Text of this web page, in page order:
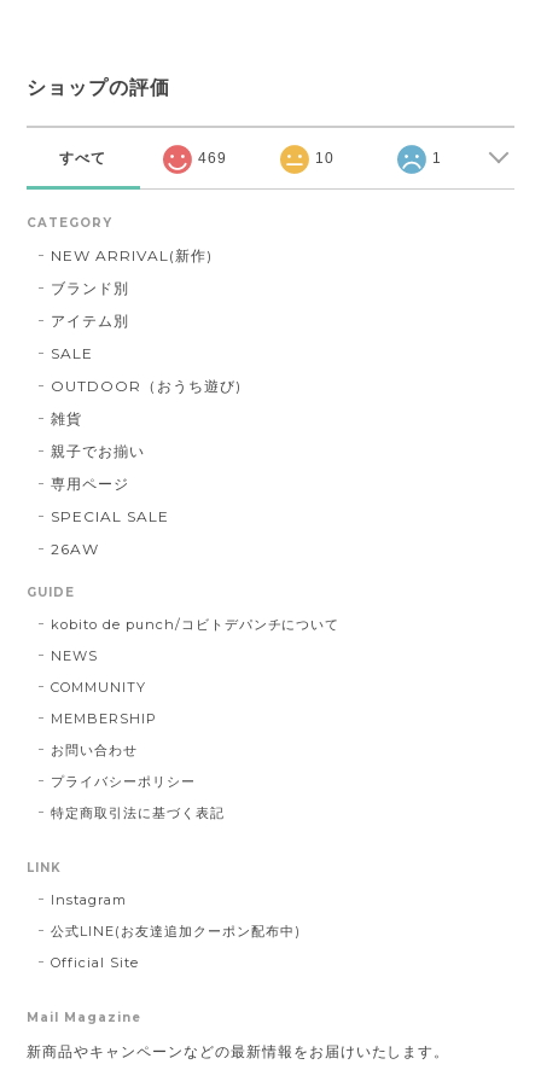
ショップの評価
すべて 469 10 1
CATEGORY
NEW ARRIVAL(新作)
ブランド別
アイテム別
SALE
OUTDOOR（おうち遊び)
雑貨
親子でお揃い
専用ページ
SPECIAL SALE
26AW
GUIDE
kobito de punch/コビトデパンチについて
NEWS
COMMUNITY
MEMBERSHIP
お問い合わせ
プライバシーポリシー
特定商取引法に基づく表記
LINK
Instagram
公式LINE(お友達追加クーポン配布中)
Official Site
Mail Magazine
新商品やキャンペーンなどの最新情報をお届けいたします。